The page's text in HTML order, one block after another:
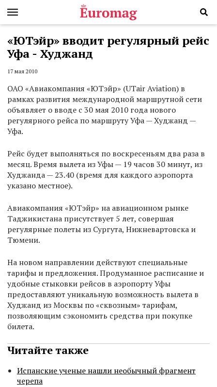
«ЮТэйр» вводит регулярный рейс
Уфа - Худжанд
17 мая 2010
ОАО «Авиакомпания «ЮТэйр» (UTair Aviation) в
рамках развития международной маршрутной сети
объявляет о вводе с 30 мая 2010 года нового
регулярного рейса по маршруту Уфа — Худжанд —
Уфа.
Рейс будет выполняться по воскресеньям два раза в
месяц. Время вылета из Уфы — 19 часов 30 минут, из
Худжанда — 23.40 (время для каждого аэропорта
указано местное).
Авиакомпания «ЮТэйр» на авиационном рынке
Таджикистана присутствует 5 лет, совершая
регулярные полеты из Сургута, Нижневартовска и
Тюмени.
На новом направлении действуют специальные
тарифы и предложения. Продуманное расписание и
удобные стыковки рейсов в аэропорту Уфы
предоставляют уникальную возможность вылета в
Худжанд из Москвы по «сквозным» тарифам,
позволяющим сэкономить средства при покупке
билета.
Читайте также
Испанские ученые нашли необычный фрагмент
черепа